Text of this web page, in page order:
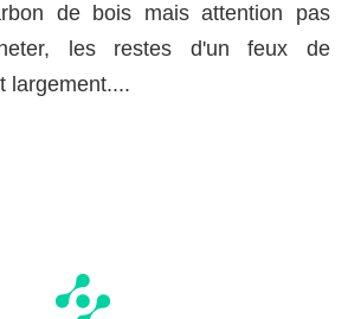
de bois mais attention pas
les restes d'un feux de
largement....